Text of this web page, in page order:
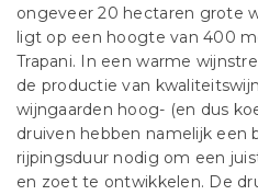
ongeveer 20 hectaren grote
ligt op een hoogte van 400
Trapani. In een warme
de productie van
wijngaarden hoog- (en dus
druiven hebben namelijk een
rijpingsduur nodig om een
en zoet te ontwikkelen. De